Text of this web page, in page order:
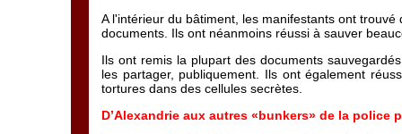
A l'intérieur du bâtiment, les manifestants ont
documents. Ils ont néanmoins réussi à sauver
Ils ont remis la plupart des documents
les partager, publiquement. Ils ont également
tortures dans des cellules secrètes.
D’Alexandrie aux autres «bunkers» de la police